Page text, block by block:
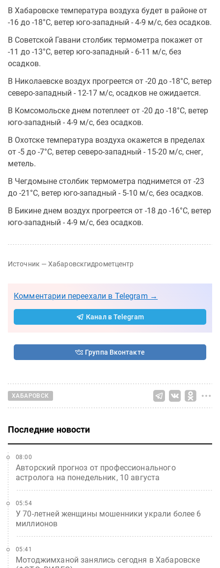
В Хабаровске температура воздуха будет в районе от
-16 до -18°C, ветер юго-западный - 4-9 м/с, без осадков.
В Советской Гавани столбик термометра покажет от
-11 до -13°C, ветер юго-западный - 6-11 м/с, без
осадков.
В Николаевске воздух прогреется от -20 до -18°C, ветер
северо-западный - 12-17 м/с, осадков не ожидается.
В Комсомольске днем потеплеет от -20 до -18°C, ветер
юго-западный - 4-9 м/с, без осадков.
В Охотске температура воздуха окажется в пределах
от -5 до -7°C, ветер северо-западный - 15-20 м/с, снег,
метель.
В Чегдомыне столбик термометра поднимется от -23
до -21°C, ветер юго-западный - 5-10 м/с, без осадков.
В Бикине днем воздух прогреется от -18 до -16°C, ветер
юго-западный - 4-9 м/с, без осадков.
Источник — Хабаровскгидрометцентр
Комментарии переехали в Telegram →
Канал в Telegram
Группа Вконтакте
ХАБАРОВСК
Последние новости
Авторский прогноз от профессионального
астролога на понедельник, 10 августа
08:00
У 70-летней женщины мошенники украли более 6
миллионов
05:54
Мотоджимханой занялись сегодня в Хабаровске
05:41